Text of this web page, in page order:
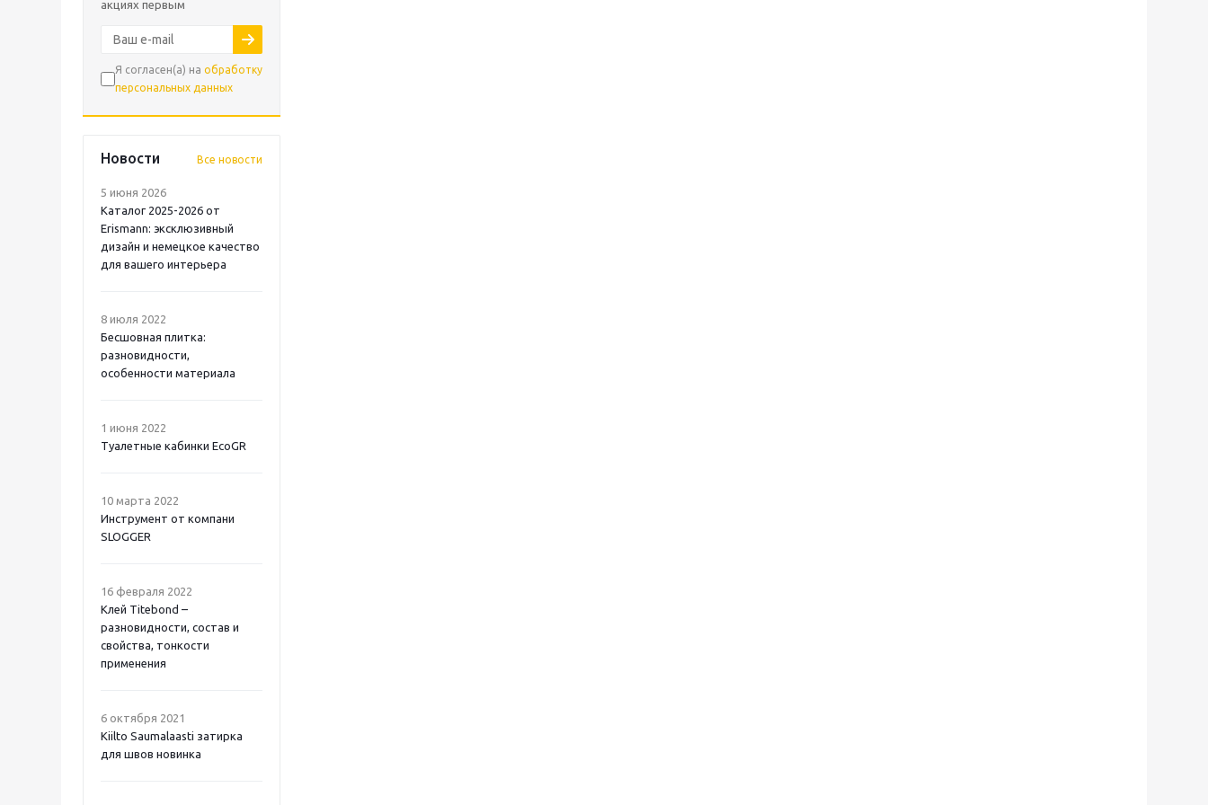
акциях первым
Я согласен(а) на обработку
персональных данных
Новости Все новости
5 июня 2026
Каталог 2025-2026 от
Erismann: эксклюзивный
дизайн и немецкое качество
для вашего интерьера
8 июля 2022
Бесшовная плитка:
разновидности,
особенности материала
1 июня 2022
Туалетные кабинки EcoGR
10 марта 2022
Инструмент от компани
SLOGGER
16 февраля 2022
Клей Titebond –
разновидности, состав и
свойства, тонкости
применения
6 октября 2021
Kiilto Saumalaasti затирка
для швов новинка